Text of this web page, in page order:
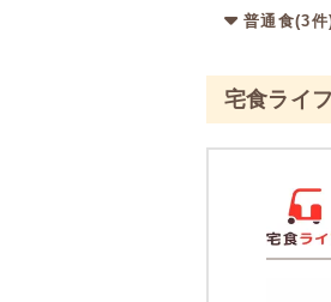
普通食(3件
宅食ライ